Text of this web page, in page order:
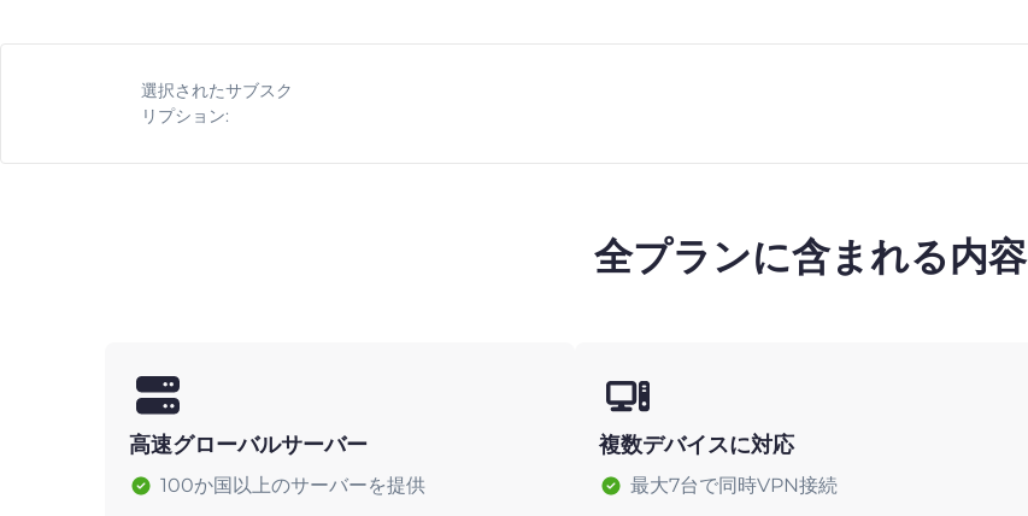
選択されたサブスク
リプション:
全プランに含まれる内容
高速グローバルサーバー
100か国以上のサーバーを提供
複数デバイスに対応
最大7台で同時VPN接続